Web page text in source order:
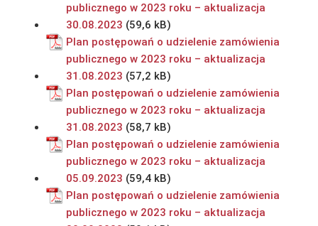
publicznego w 2023 roku – aktualizacja
30.08.2023
Plan postępowań o udzielenie zamówienia
publicznego w 2023 roku – aktualizacja
31.08.2023
Plan postępowań o udzielenie zamówienia
publicznego w 2023 roku – aktualizacja
31.08.2023
Plan postępowań o udzielenie zamówienia
publicznego w 2023 roku – aktualizacja
05.09.2023
Plan postępowań o udzielenie zamówienia
publicznego w 2023 roku – aktualizacja